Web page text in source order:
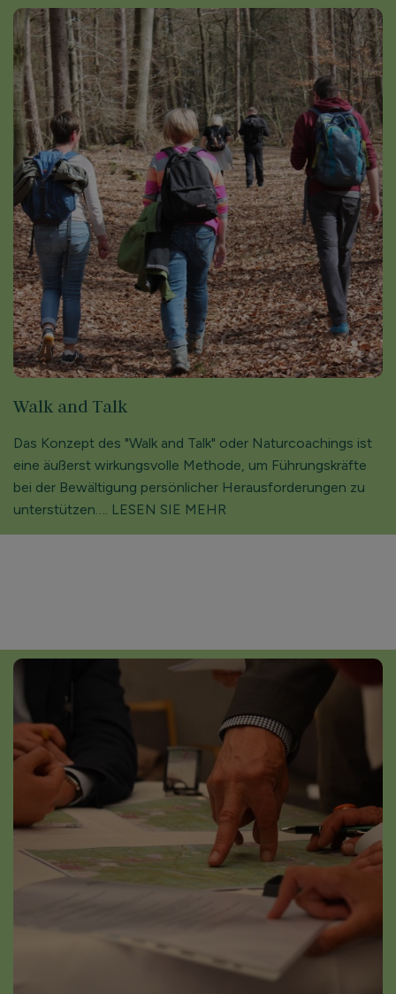
Walk and Talk
Das Konzept des "Walk and Talk" oder Naturcoachings ist
eine äußerst wirkungsvolle Methode, um Führungskräfte
bei der Bewältigung persönlicher Herausforderungen zu
unterstützen…. LESEN SIE MEHR